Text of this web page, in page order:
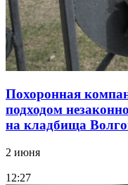
Похоронная
подходом
на кладбища
2 июня
12:27